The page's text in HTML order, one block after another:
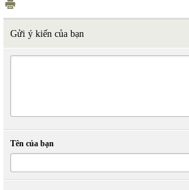
Gửi ý kiến của bạn
Tên của bạn